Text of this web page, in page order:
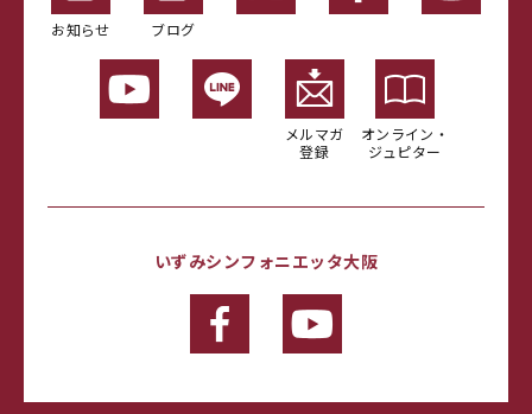
お知らせ ブログ
メルマガ
登録
オンライン・
ジュピター
いずみシンフォニエッタ大阪